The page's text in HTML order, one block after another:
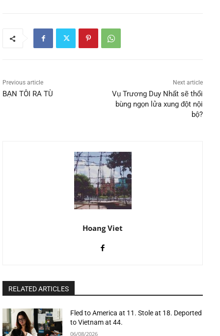
Previous article
BẠN TÔI RA TÙ
Next article
Vụ Trương Duy Nhất sẽ thổi
bùng ngọn lửa xung đột nội
bộ?
Hoang Viet
RELATED ARTICLES
Fled to America at 11. Stole at 18. Deported
to Vietnam at 44.
06/08/2026